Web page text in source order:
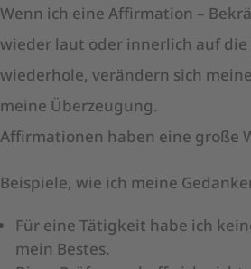
Wenn ich eine Affirmation –
wieder laut oder innerlich auf die
wiederhole, verändern sich
meine Überzeugung.
Affirmationen haben eine große
Beispiele, wie ich meine
Für eine Tätigkeit habe ich
mein Bestes.